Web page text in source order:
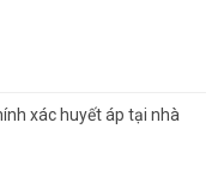
xác huyết áp tại nhà